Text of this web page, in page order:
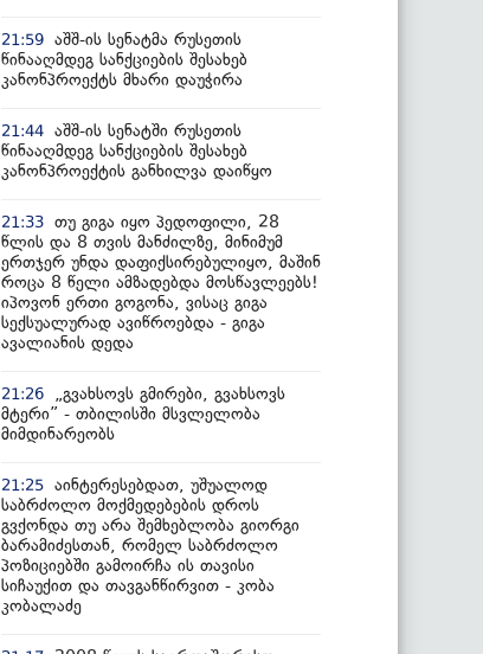
21:59 აშშ-ის სენატმა რუსეთის
წინააღმდეგ სანქციების შესახებ
კანონპროექტს მხარი დაუჭირა
21:44 აშშ-ის სენატში რუსეთის
წინააღმდეგ სანქციების შესახებ
კანონპროექტის განხილვა დაიწყო
21:33 თუ გიგა იყო პედოფილი, 28
წლის და 8 თვის მანძილზე, მინიმუმ
ერთჯერ უნდა დაფიქსირებულიყო, მაშინ
როცა 8 წელი ამზადებდა მოსწავლეებს!
იპოვონ ერთი გოგონა, ვისაც გიგა
სექსუალურად ავიწროებდა - გიგა
ავალიანის დედა
21:26
„გვახსოვს გმირები, გვახსოვს
მტერი” - თბილისში მსვლელობა
მიმდინარეობს
21:25 აინტერესებდათ, უშუალოდ
საბრძოლო მოქმედებების დროს
გვქონდა თუ არა შემხებლობა გიორგი
ბარამიძესთან, რომელ საბრძოლო
პოზიციებში გამოირჩა ის თავისი
სიჩაუქით და თავგანწირვით - კობა
კობალაძე